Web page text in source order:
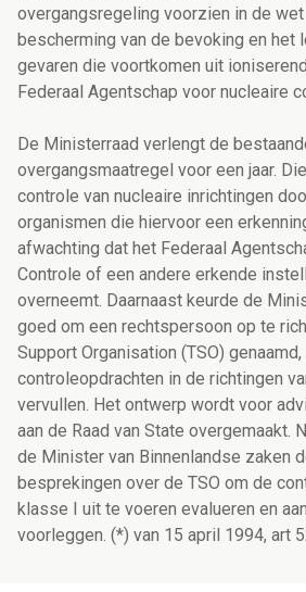
overgangsregeling voorzien in de
bescherming van de bevoking en het
gevaren die voortkomen uit
Federaal Agentschap voor nucleaire
De Ministerraad verlengt de
overgangsmaatregel voor een jaar.
controle van nucleaire inrichtingen
organismen die hiervoor een
afwachting dat het Federaal
Controle of een andere erkende
overneemt. Daarnaast keurde de
goed om een rechtspersoon op te
Support Organisation (TSO)
controleopdrachten in de richtingen
vervullen. Het ontwerp wordt voor
aan de Raad van State overgemaakt.
de Minister van Binnenlandse zaken
besprekingen over de TSO om de
klasse I uit te voeren evalueren en
voorleggen. (*) van 15 april 1994, art